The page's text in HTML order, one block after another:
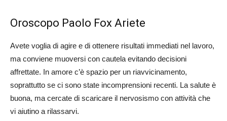
Oroscopo Paolo Fox Ariete
Avete voglia di agire e di ottenere risultati immediati nel lavoro,
ma conviene muoversi con cautela evitando decisioni
affrettate. In amore c’è spazio per un riavvicinamento,
soprattutto se ci sono state incomprensioni recenti. La salute è
buona, ma cercate di scaricare il nervosismo con attività che
vi aiutino a rilassarvi.